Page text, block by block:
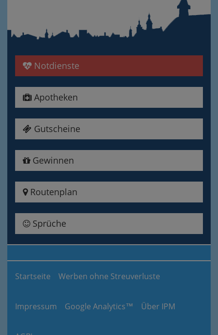
Notdienste
Apotheken
Gutscheine
Gewinnen
Routenplan
Sprüche
Startseite Werben ohne Streuverluste
Impressum Google Analytics™ Über IPM